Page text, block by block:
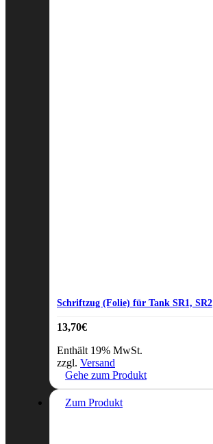
Schriftzug (Folie) für Tank SR1, SR2
13,70€
Enthält 19% MwSt.
zzgl. Versand
Gehe zum Produkt
Zum Produkt